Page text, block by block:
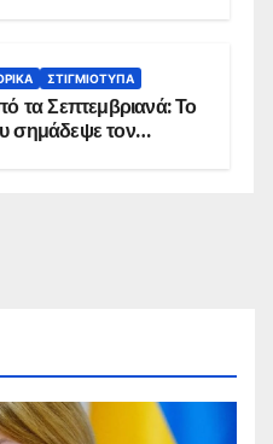
ΣΤΙΓΜΙΌΤΥΠΑ
τα Σεπτεμβριανά: Το
σημάδεψε τον